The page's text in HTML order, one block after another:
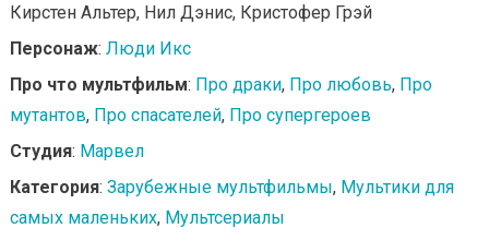
Кирстен Альтер, Нил Дэнис, Кристофер Грэй
Персонаж: Люди Икс
Про что мультфильм: Про драки, Про любовь, Про
мутантов, Про спасателей, Про супергероев
Студия: Марвел
Категория: Зарубежные мультфильмы, Мультики для
самых маленьких, Мультсериалы